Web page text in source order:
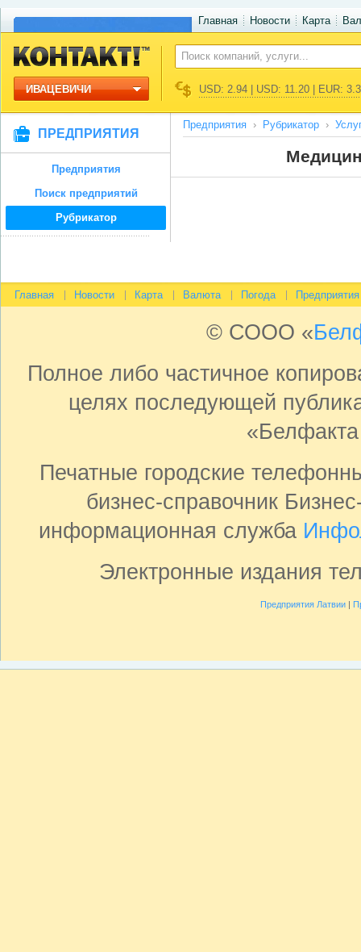
Главная Новости Карта
ИВАЦЕВИЧИ USD: 2.94 | USD: 11.20 | EUR:
ПРЕДПРИЯТИЯ
Предприятия
Поиск предприятий
Рубрикатор
Предприятия Рубрикатор
Главная Новости Карта Валюта Погода Предприятия
© СООО «
Полное либо частичное
целях последующей
Печатные городские
бизнес-справочник
информационная служба
Электронные издания
Предприятия Латвии|